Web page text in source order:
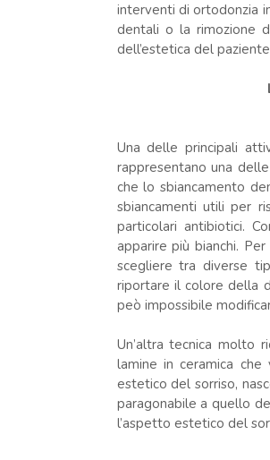
interventi di ortodonzia
dentali o la rimozione
dell’estetica del
Una delle principali
rappresentano una
che lo sbiancamento
sbiancamenti utili per
particolari antibiotici.
apparire più bianchi.
scegliere tra diverse
riportare il colore della
peò impossibile
Un’altra tecnica molto
lamine in ceramica
estetico del sorriso,
paragonabile a quello
l’aspetto estetico del